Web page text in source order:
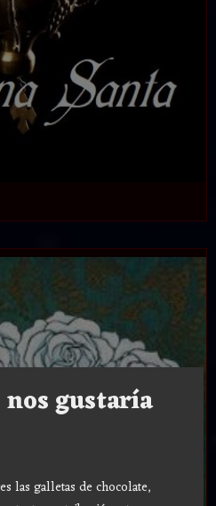
gustaría
las galletas de chocolate,